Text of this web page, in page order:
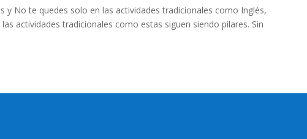
No te quedes solo en las actividades tradicionales como Inglés,
actividades tradicionales como estas siguen siendo pilares. Sin